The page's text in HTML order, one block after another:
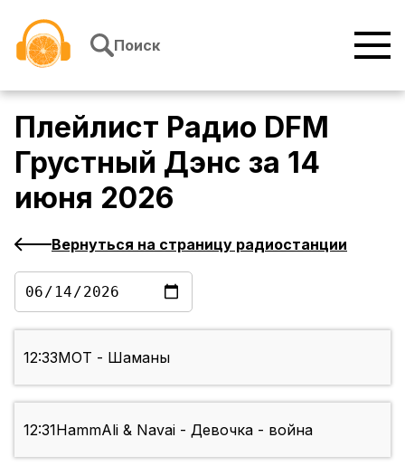
Поиск
Плейлист Радио DFM
Грустный Дэнс за 14
июня 2026
Вернуться на страницу радиостанции
12:33МОТ - Шаманы
12:31HammAli & Navai - Девочка - война